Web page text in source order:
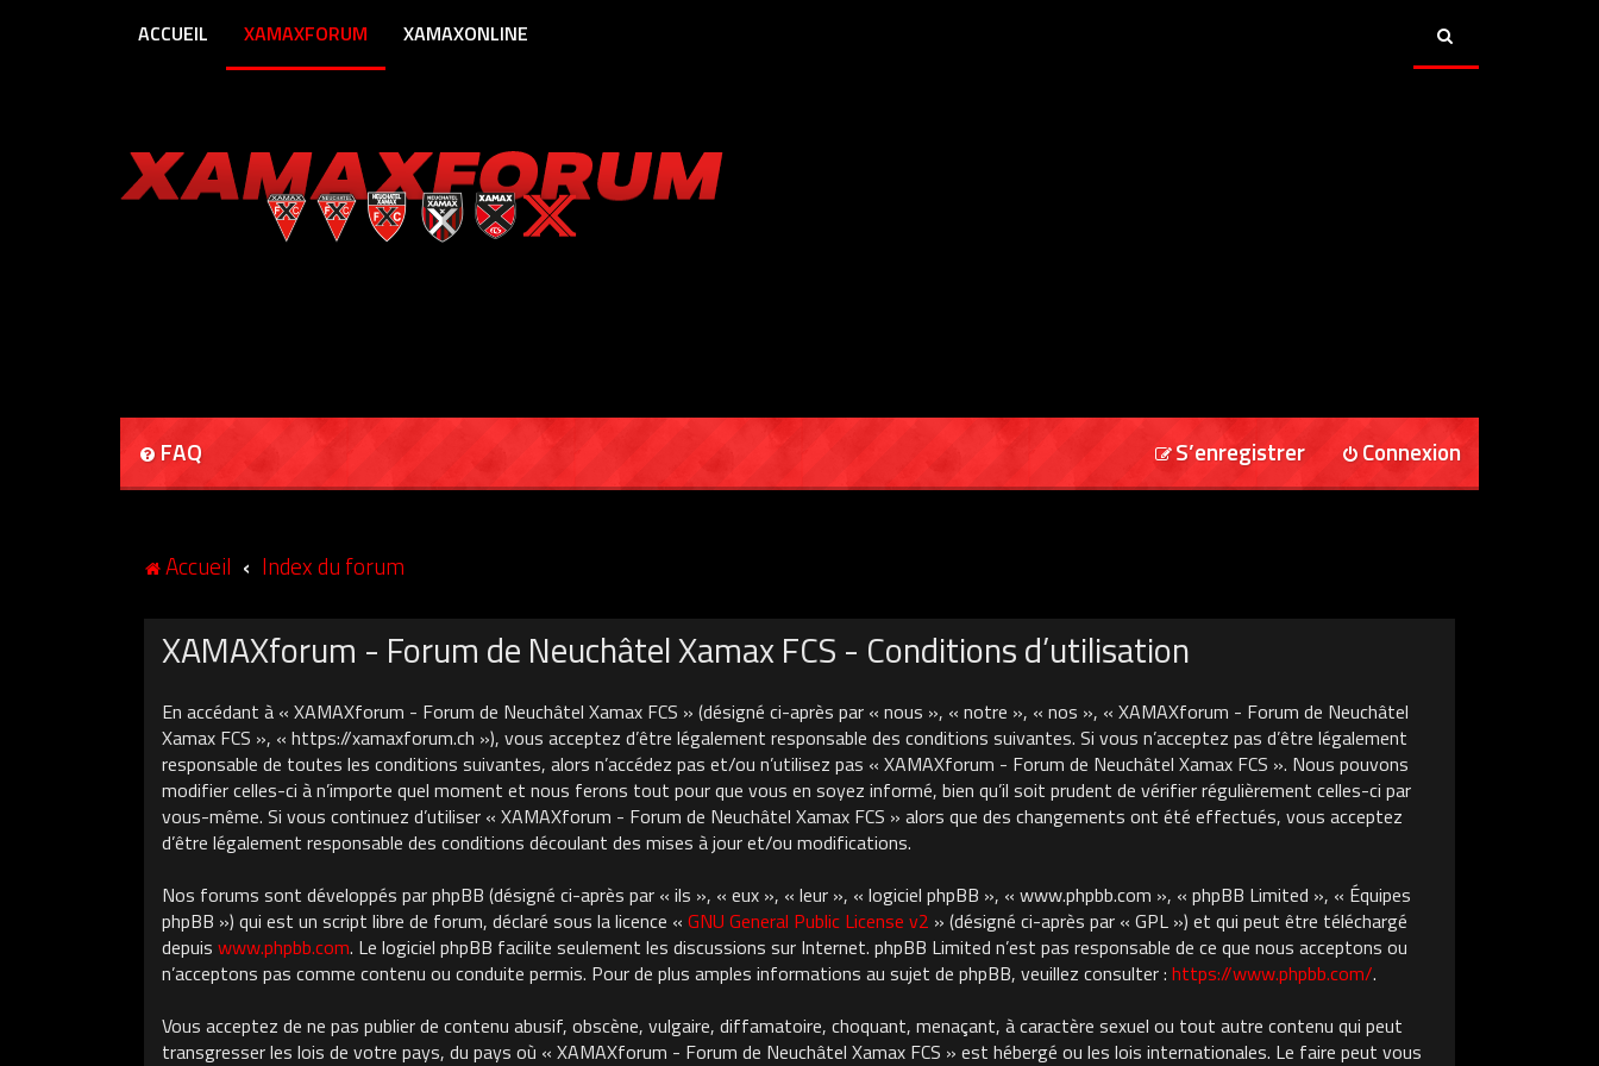
ACCUEIL XAMAXFORUM XAMAXONLINE
FAQ Connexion
S’enregistrer
Accueil Index du forum
XAMAXforum - Forum de Neuchâtel Xamax FCS - Conditions d’utilisation
En accédant à « XAMAXforum - Forum de Neuchâtel Xamax FCS » (désigné ci-après par « nous », « notre », « nos », « XAMAXforum - Forum de Neuchâtel
Xamax FCS », « https://xamaxforum.ch »), vous acceptez d’être légalement responsable des conditions suivantes. Si vous n’acceptez pas d’être légalement
responsable de toutes les conditions suivantes, alors n’accédez pas et/ou n’utilisez pas « XAMAXforum - Forum de Neuchâtel Xamax FCS ». Nous pouvons
modifier celles-ci à n’importe quel moment et nous ferons tout pour que vous en soyez informé, bien qu’il soit prudent de vérifier régulièrement celles-ci par
vous-même. Si vous continuez d’utiliser « XAMAXforum - Forum de Neuchâtel Xamax FCS » alors que des changements ont été effectués, vous acceptez
d’être légalement responsable des conditions découlant des mises à jour et/ou modifications.
Nos forums sont développés par phpBB (désigné ci-après par « ils », « eux », « leur », « logiciel phpBB », « www.phpbb.com », « phpBB Limited », « Équipes
phpBB ») qui est un script libre de forum, déclaré sous la licence « GNU General Public License v2 » (désigné ci-après par « GPL ») et qui peut être téléchargé
depuis www.phpbb.com. Le logiciel phpBB facilite seulement les discussions sur Internet. phpBB Limited n’est pas responsable de ce que nous acceptons ou
n’acceptons pas comme contenu ou conduite permis. Pour de plus amples informations au sujet de phpBB, veuillez consulter : https://www.phpbb.com/.
Vous acceptez de ne pas publier de contenu abusif, obscène, vulgaire, diffamatoire, choquant, menaçant, à caractère sexuel ou tout autre contenu qui peut
transgresser les lois de votre pays, du pays où « XAMAXforum - Forum de Neuchâtel Xamax FCS » est hébergé ou les lois internationales. Le faire peut vous